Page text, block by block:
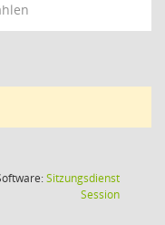
Sitzungsdienst
Session(Wird in